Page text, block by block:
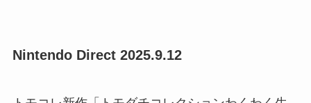
Nintendo Direct 2025.9.12